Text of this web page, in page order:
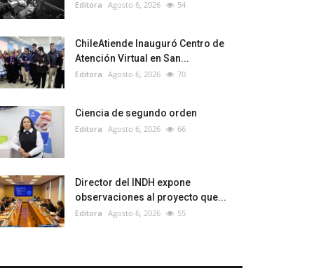
Editora Agosto 6, 2026 54
ChileAtiende Inauguró Centro de
Atención Virtual en San...
Editora Agosto 6, 2026 70
Ciencia de segundo orden
Editora Agosto 6, 2026 66
Director del INDH expone
observaciones al proyecto que...
Editora Agosto 6, 2026 55